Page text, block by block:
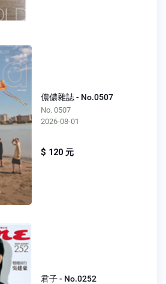
儂儂雜誌 - No.0507
No. 0507
2026-08-01
$ 120 元
君子 - No.0252